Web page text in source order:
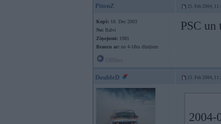
PitonZ 25. Feb 2004,
Kopš: 18. Dec 2003
No: Balvi
Ziņojumi: 1981
Braucu ar: no 4-18m dīzeļiem
PSC
DoubleD 25. Feb 2004,
2004-